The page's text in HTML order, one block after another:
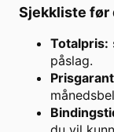
Sjekkliste før
Totalpris:
påslag.